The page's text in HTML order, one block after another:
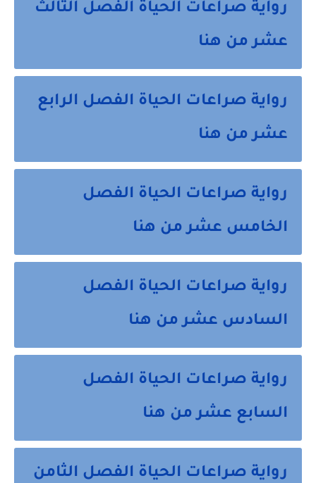
رواية صراعات الحياة الفصل الثالث
عشر من هنا
رواية صراعات الحياة الفصل الرابع
عشر من هنا
رواية صراعات الحياة الفصل
الخامس عشر من هنا
رواية صراعات الحياة الفصل
السادس عشر من هنا
رواية صراعات الحياة الفصل
السابع عشر من هنا
رواية صراعات الحياة الفصل الثامن